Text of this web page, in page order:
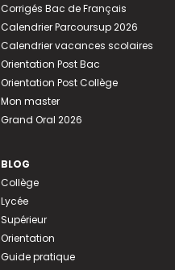
Corrigés Bac de Français
Calendrier Parcoursup 2026
Calendrier vacances scolaires
Orientation Post Bac
Orientation Post Collège
Mon master
Grand Oral 2026
BLOG
Collège
Lycée
Supérieur
Orientation
Guide pratique